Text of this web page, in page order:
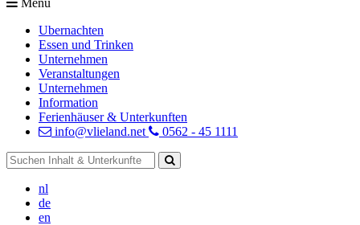
Ubernachten
Essen und Trinken
Unternehmen
Veranstaltungen
Unternehmen
Information
Ferienhäuser & Unterkunften
info@vlieland.net
0562 - 45 1111
nl
de
en